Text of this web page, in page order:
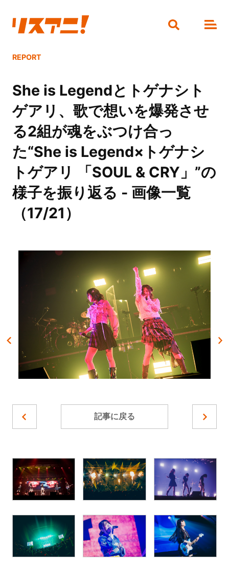
REPORT
She is Legendとトゲナシト
ゲアリ、歌で想いを爆発させ
る2組が魂をぶつけ合っ
た“She is Legend×トゲナシ
トゲアリ 「SOUL & CRY」”の
様子を振り返る - 画像一覧
（17/21）
記事に戻る